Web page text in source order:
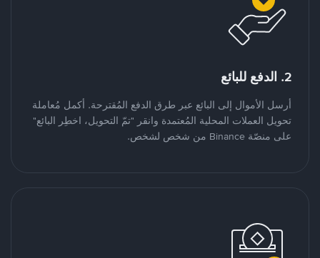
2. الدفع للبائع
أرسل الأموال إلى البائع عبر طرق الدفع المُقترحة. أكمل مُعاملة
تحويل العملات المحلية المُعتمدة وانقر "تمّ التحويل، اخطِر البائع"
على منصّة Binance من شخص لشخص.